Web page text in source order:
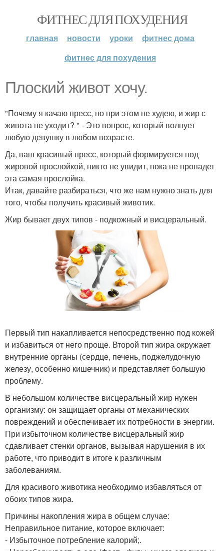
ФИТНЕС ДЛЯ ПОХУДЕНИЯ
главная новости уроки
фитнес дома
фитнес для похудения
Плоский живот хочу.
"Почему я качаю пресс, но при этом не худею, и жир с
живота не уходит? " - Это вопрос, который волнует
любую девушку в любом возрасте.
Да, ваш красивый пресс, который формируется под
жировой прослойкой, никто не увидит, пока не пропадет
эта самая прослойка.
Итак, давайте разбираться, что же нам нужно знать для
того, чтобы получить красивый животик.
Жир бывает двух типов - подкожный и висцеральный.
Первый тип накапливается непосредственно под кожей
и избавиться от него проще. Второй тип жира окружает
внутренние органы (сердце, печень, поджелудочную
железу, особенно кишечник) и представляет большую
проблему.
В небольшом количестве висцеральный жир нужен
организму: он защищает органы от механических
повреждений и обеспечивает их потребности в энергии.
При избыточном количестве висцеральный жир
сдавливает стенки органов, вызывая нарушения в их
работе, что приводит в итоге к различным
заболеваниям.
Для красивого животика необходимо избавляться от
обоих типов жира.
Причины накопления жира в общем случае:
Неправильное питание, которое включает:
- Избыточное потребление калорий;.